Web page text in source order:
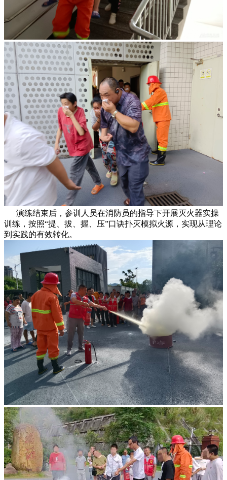
演练结束后，参训人员在消防员的指导下开展灭火器实操
训练，按照“提、拔、握、压”口诀扑灭模拟火源，实现从理论
到实践的有效转化。